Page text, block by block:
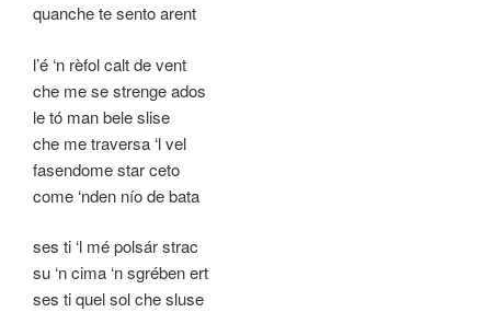
quanche te sento arent
l’é ‘n rèfol calt de vent
che me se strenge ados
le tó man bele slise
che me traversa ‘l vel
fasendome star ceto
come ‘nden nío de bata
ses ti ‘l mé polsár strac
su ‘n cima ‘n sgrében ert
ses ti quel sol che sluse